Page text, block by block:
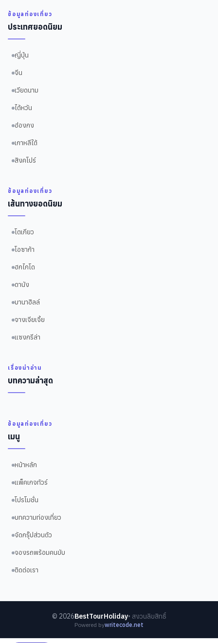
ข้อมูลท่องเที่ยว
ประเทศยอดนิยม
ญี่ปุ่น
จีน
เวียดนาม
ไต้หวัน
ฮ่องกง
เกาหลีใต้
สิงคโปร์
ข้อมูลท่องเที่ยว
เส้นทางยอดนิยม
โตเกียว
โอซาก้า
ฮกไกโด
ดานัง
บานาฮิลล์
จางเจียเจี้ย
แซงกรีล่า
เรื่องน่าอ่าน
บทความล่าสุด
ข้อมูลท่องเที่ยว
เมนู
หน้าหลัก
แพ็คเกจทัวร์
โปรโมชั่น
บทความท่องเที่ยว
จัดกรุ๊ปส่วนตัว
จองรถพร้อมคนขับ
ติดต่อเรา
© 2026BestTourHoliday• สงวนลิขสิทธิ์
Powered bywritecode.net